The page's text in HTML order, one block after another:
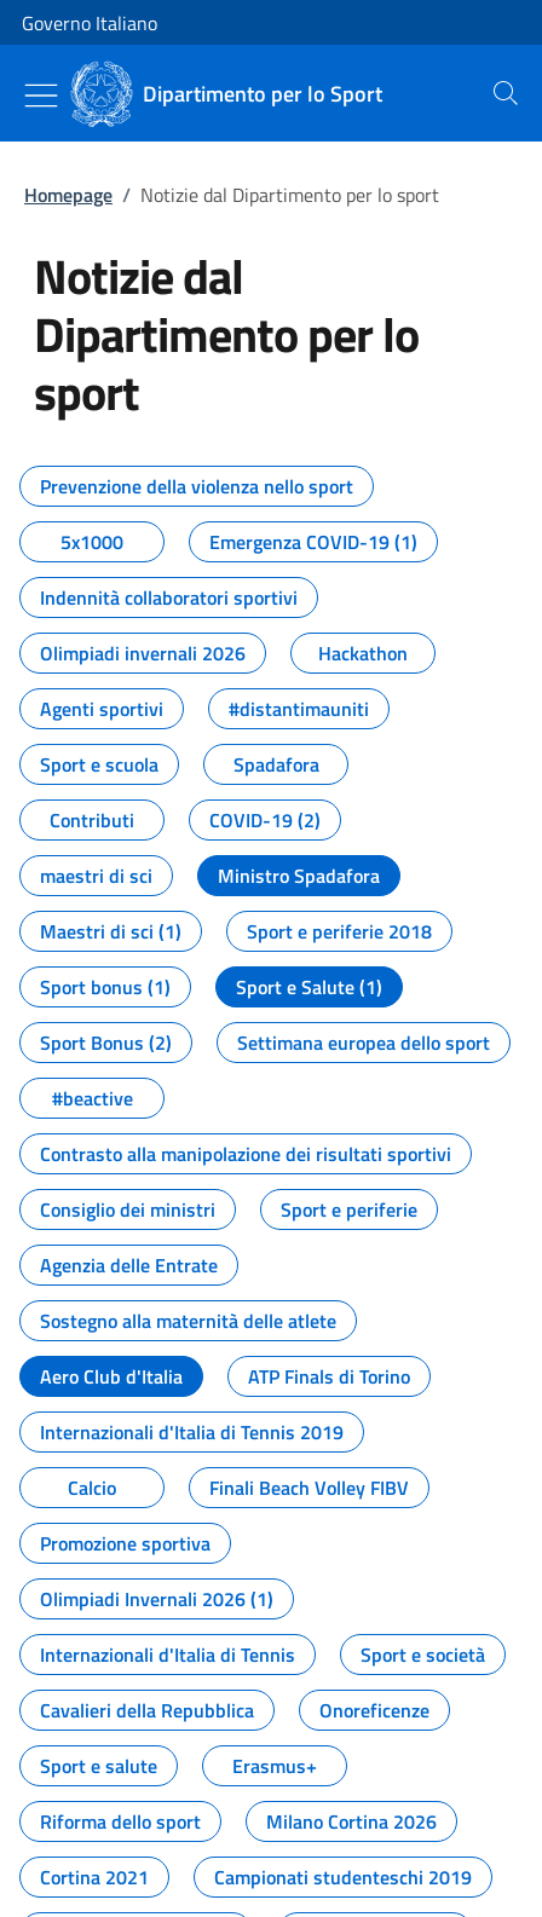
Vai al contenuto
Vai alla navigazione del sito
Governo Italiano
Dipartimento per lo Sport Cerca
Homepage / Notizie dal Dipartimento per lo sport
Notizie dal
Dipartimento per lo
sport
Tutti i contenuti della pagina
Prevenzione della violenza nello sport
5x1000
Emergenza COVID-19 (1)
Indennità collaboratori sportivi
Olimpiadi invernali 2026
Hackathon
Agenti sportivi
#distantimauniti
Sport e scuola
Spadafora
Contributi
COVID-19 (2)
maestri di sci
Ministro Spadafora
Maestri di sci (1)
Sport e periferie 2018
Sport bonus (1)
Sport e Salute (1)
Sport Bonus (2)
Settimana europea dello sport
#beactive
Contrasto alla manipolazione dei risultati sportivi
Consiglio dei ministri
Sport e periferie
Agenzia delle Entrate
Sostegno alla maternità delle atlete
Aero Club d'Italia
ATP Finals di Torino
Internazionali d'Italia di Tennis 2019
Calcio
Finali Beach Volley FIBV
Promozione sportiva
Olimpiadi Invernali 2026 (1)
Internazionali d'Italia di Tennis
Sport e società
Cavalieri della Repubblica
Onoreficenze
Sport e salute
Erasmus+
Riforma dello sport
Milano Cortina 2026
Cortina 2021
Campionati studenteschi 2019